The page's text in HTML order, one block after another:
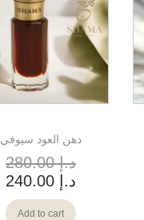
دهن العود سيوفي
د.إ280.00
د.إ 240.00
Add to cart